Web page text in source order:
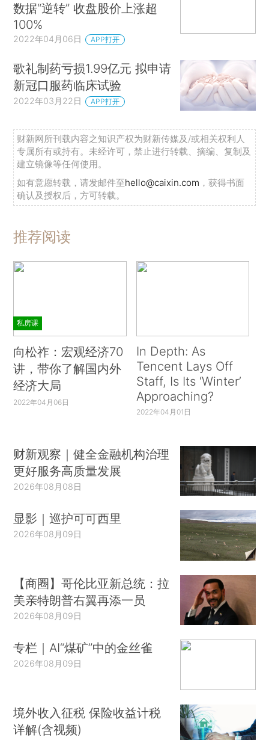
数据“逆转” 收盘股价上涨超
100%
2022年04月06日 APP打开
歌礼制药亏损1.99亿元 拟申请
新冠口服药临床试验
2022年03月22日 APP打开
财新网所刊载内容之知识产权为财新传媒及/或相关权利人
专属所有或持有。未经许可，禁止进行转载、摘编、复制及
建立镜像等任何使用。
如有意愿转载，请发邮件至hello@caixin.com ，获得书面
确认及授权后，方可转载。
推荐阅读
私房课
向松祚：宏观经济70
讲，带你了解国内外
经济大局
2022年04月06日
In Depth: As
Tencent Lays Off
Staff, Is Its ‘Winter’
Approaching?
2022年04月01日
财新观察｜健全金融机构治理
更好服务高质量发展
2026年08月08日
显影｜巡护可可西里
2026年08月09日
【商圈】哥伦比亚新总统：拉
美亲特朗普右翼再添一员
2026年08月09日
专栏｜AI“煤矿”中的金丝雀
2026年08月09日
境外收入征税 保险收益计税
详解(含视频)